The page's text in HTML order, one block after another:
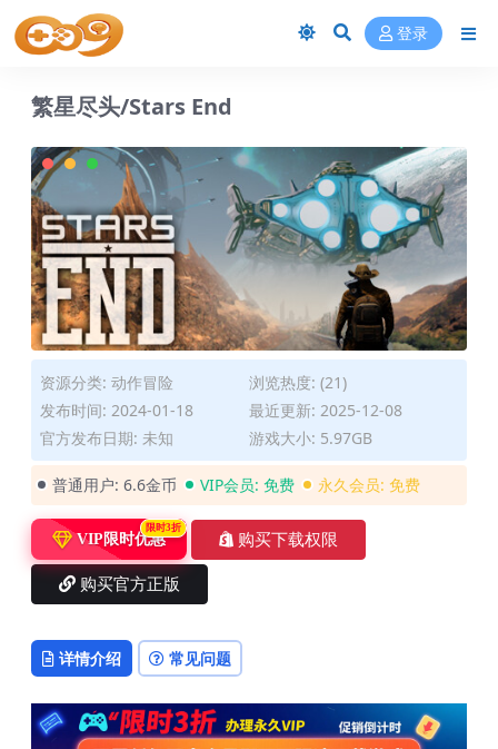
登录
繁星尽头/Stars End
资源分类: 动作冒险
浏览热度: (21)
发布时间: 2024-01-18
最近更新: 2025-12-08
官方发布日期: 未知
游戏大小: 5.97GB
普通用户: 6.6金币 VIP会员: 免费 永久会员: 免费
VIP限时优惠
限时3折
购买下载权限
购买官方正版
详情介绍 常见问题